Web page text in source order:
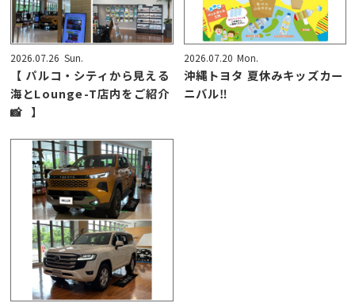
2026.07.26 Sun.
【 パルコ・シティから見える
海とLounge-T店内をご紹介
📸⠀】
2026.07.20 Mon.
沖縄トヨタ 夏休みキッズカー
ニバル‼️